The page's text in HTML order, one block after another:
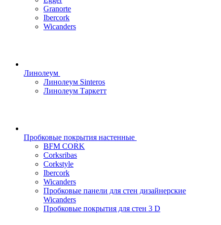
Granorte
Ibercork
Wicanders
Линолеум
Линолеум Sinteros
Линолеум Таркетт
Пробковые покрытия настенные
BFM CORK
Corksribas
Corkstyle
Ibercork
Wicanders
Пробковые панели для стен дизайнерские
Wicanders
Пробковые покрытия для стен 3 D